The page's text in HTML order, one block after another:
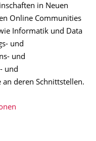
in Neuen
Online Communities
Informatik und Data
und
und
und
deren Schnittstellen.